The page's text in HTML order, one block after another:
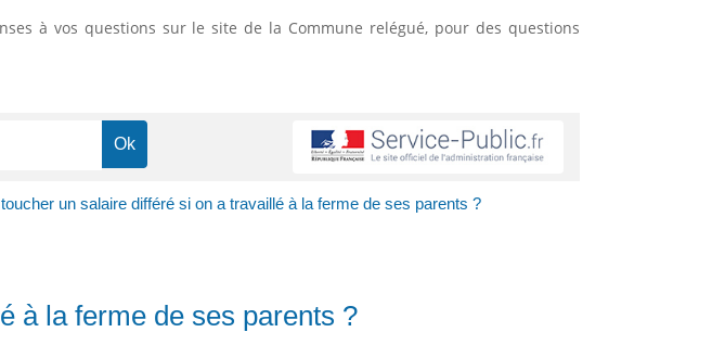
à vos questions sur le site de la Commune relégué, pour des questions
un salaire différé si on a travaillé à la ferme de ses parents ?
à la ferme de ses parents ?